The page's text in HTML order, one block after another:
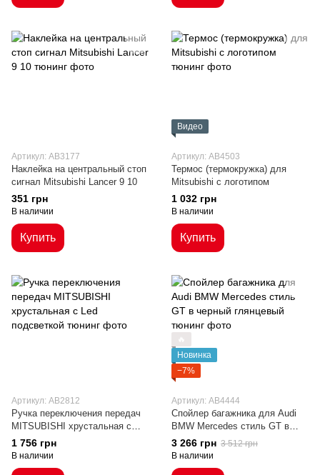
Артикул: AB3177
Наклейка на центральный стоп
сигнал Mitsubishi Lancer 9 10
351 грн
В наличии
Купить
Видео
Артикул: AB4503
Термос (термокружка) для
Mitsubishi с логотипом
1 032 грн
В наличии
Купить
Артикул: AB2812
Ручка переключения передач
MITSUBISHI хрустальная с
Led подсветкой
1 756 грн
В наличии
🔥
Новинка
−7%
Артикул: AB4444
Cпойлер багажника для Audi
BMW Mercedes стиль GT в
черный глянцевый
3 266 грн 3 512 грн
В наличии